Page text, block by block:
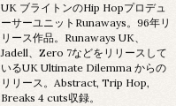
UK ブライトンのHip Hopプロデュ
ーサーユニットRunaways。96年リ
リース作品。Runaways UK、
Jadell、Zero 7などをリリースして
いるUK Ultimate Dilemma からの
リリース。Abstract, Trip Hop,
Breaks 4 cuts収録。